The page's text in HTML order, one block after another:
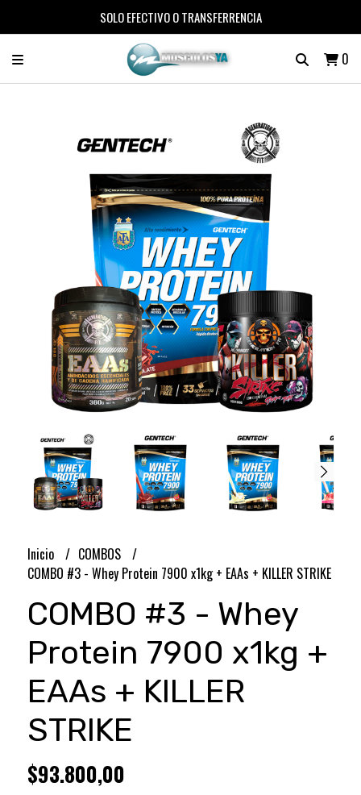
SOLO EFECTIVO O TRANSFERRENCIA
0
Inicio
COMBOS
COMBO #3 - Whey Protein 7900 x1kg + EAAs + KILLER STRIKE
COMBO #3 - Whey
Protein 7900 x1kg +
EAAs + KILLER
STRIKE
$93.800,00